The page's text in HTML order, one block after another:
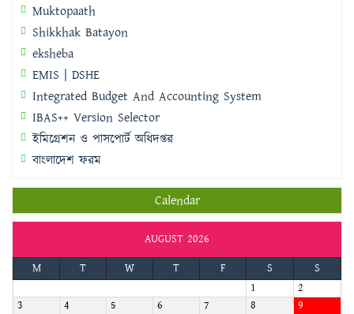
Muktopaath
Shikkhak Batayon
eksheba
EMIS | DSHE
Integrated Budget And Accounting System
IBAS++ Version Selector
ইমিগ্রেশন ও পাসপোর্ট অধিদপ্তর
বাংলাদেশ ফরম
Calendar
AUGUST 2026
M
T W T F S
S
1
2
3
4 5 6 7 8
9